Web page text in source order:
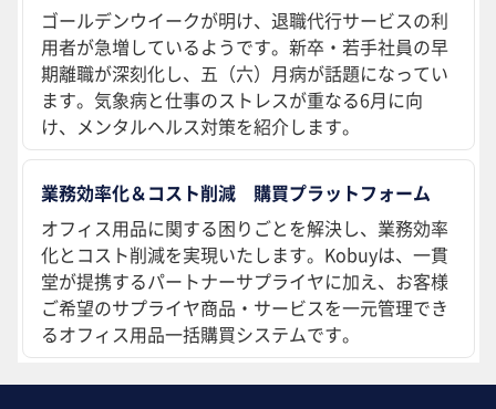
ゴールデンウイークが明け、退職代行サービスの利
用者が急増しているようです。新卒・若手社員の早
期離職が深刻化し、五（六）月病が話題になってい
ます。気象病と仕事のストレスが重なる6月に向
け、メンタルヘルス対策を紹介します。
業務効率化＆コスト削減 購買プラットフォーム
オフィス用品に関する困りごとを解決し、業務効率
化とコスト削減を実現いたします。Kobuyは、一貫
堂が提携するパートナーサプライヤに加え、お客様
ご希望のサプライヤ商品・サービスを一元管理でき
るオフィス用品一括購買システムです。